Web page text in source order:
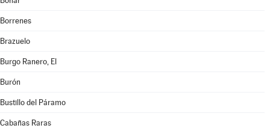
Borrenes
Brazuelo
Burgo Ranero, El
Burón
Bustillo del Páramo
Cabañas Raras